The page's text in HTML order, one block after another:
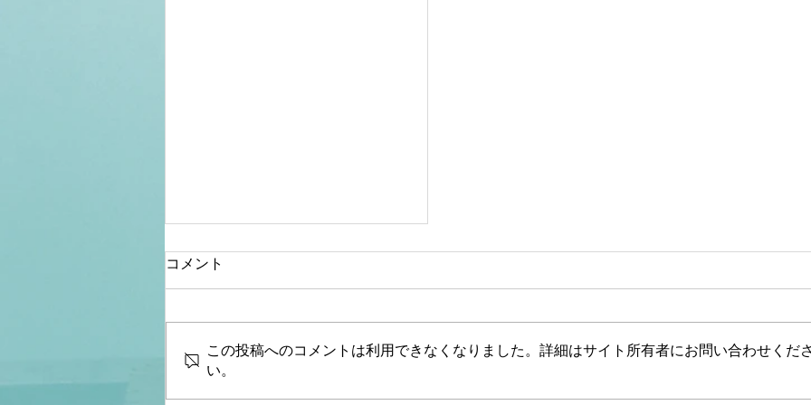
コメント
この投稿へのコメントは利用できなくなりました。詳細はサイト所有者にお問い合わせくだ
い。